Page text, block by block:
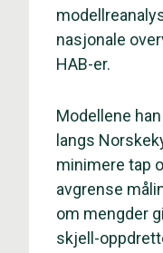
nasjonale
HAB-er.
Modellene
langs
minimere tap
avgrense
om mengder
skjell-